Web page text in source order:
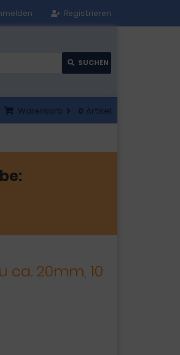
Registrieren
SUCHEN
Warenkorb 0 Artikel
ca. 20mm, 10